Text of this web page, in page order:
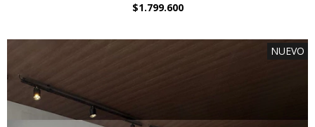
$1.799.600
NUEVO